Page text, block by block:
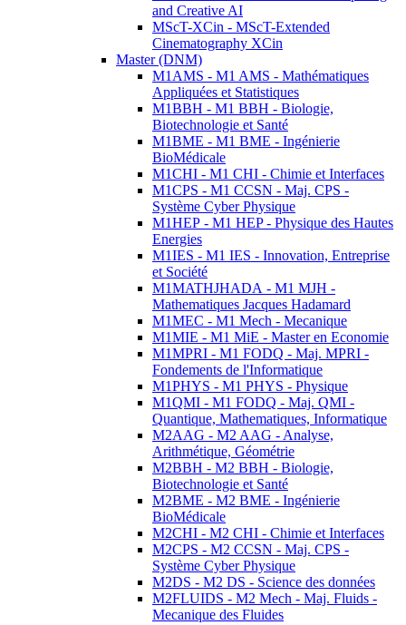
and Creative AI
MScT-XCin - MScT-Extended
Cinematography XCin
Master (DNM)
M1AMS - M1 AMS - Mathématiques
Appliquées et Statistiques
M1BBH - M1 BBH - Biologie,
Biotechnologie et Santé
M1BME - M1 BME - Ingénierie
BioMédicale
M1CHI - M1 CHI - Chimie et Interfaces
M1CPS - M1 CCSN - Maj. CPS -
Système Cyber Physique
M1HEP - M1 HEP - Physique des Hautes
Energies
M1IES - M1 IES - Innovation, Entreprise
et Société
M1MATHJHADA - M1 MJH -
Mathematiques Jacques Hadamard
M1MEC - M1 Mech - Mecanique
M1MIE - M1 MiE - Master en Economie
M1MPRI - M1 FODQ - Maj. MPRI -
Fondements de l'Informatique
M1PHYS - M1 PHYS - Physique
M1QMI - M1 FODQ - Maj. QMI -
Quantique, Mathematiques, Informatique
M2AAG - M2 AAG - Analyse,
Arithmétique, Géométrie
M2BBH - M2 BBH - Biologie,
Biotechnologie et Santé
M2BME - M2 BME - Ingénierie
BioMédicale
M2CHI - M2 CHI - Chimie et Interfaces
M2CPS - M2 CCSN - Maj. CPS -
Système Cyber Physique
M2DS - M2 DS - Science des données
M2FLUIDS - M2 Mech - Maj. Fluids -
Mecanique des Fluides